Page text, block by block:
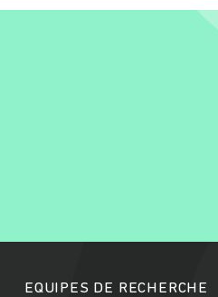
EQUIPES DE RECHERCHE